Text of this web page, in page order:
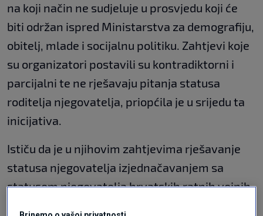
na koji način ne sudjeluje u prosvjedu koji će
biti održan ispred Ministarstva za demografiju,
obitelj, mlade i socijalnu politiku. Zahtjevi koje
su organizatori postavili su kontradiktorni i
parcijalni te ne rješavaju pitanja statusa
roditelja njegovatelja, priopćila je u srijedu ta
inicijativa.
Ističu da je u njihovim zahtjevima rješavanje
statusa njegovatelja izjednačavanjem sa
statusom njegovatelja hrvatskih ratnih vojnih